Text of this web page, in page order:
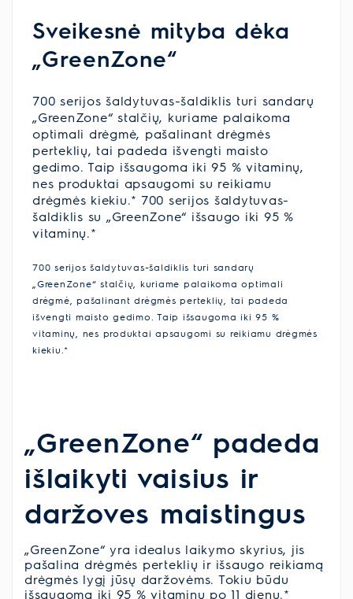
Sveikesnė mityba dėka
„GreenZone“
700 serijos šaldytuvas-šaldiklis turi sandarų
„GreenZone“ stalčių, kuriame palaikoma
optimali drėgmė, pašalinant drėgmės
perteklių, tai padeda išvengti maisto
gedimo. Taip išsaugoma iki 95 % vitaminų,
nes produktai apsaugomi su reikiamu
drėgmės kiekiu.* 700 serijos šaldytuvas-
šaldiklis su „GreenZone“ išsaugo iki 95 %
vitaminų.*
700 serijos šaldytuvas-šaldiklis turi sandarų
„GreenZone“ stalčių, kuriame palaikoma optimali
drėgmė, pašalinant drėgmės perteklių, tai padeda
išvengti maisto gedimo. Taip išsaugoma iki 95 %
vitaminų, nes produktai apsaugomi su reikiamu drėgmės
kiekiu.*
„GreenZone“ padeda
išlaikyti vaisius ir
daržoves maistingus
„GreenZone“ yra idealus laikymo skyrius, jis
pašalina drėgmės perteklių ir išsaugo reikiamą
drėgmės lygį jūsų daržovėms. Tokiu būdu
išsaugoma iki 95 % vitaminų po 11 dienų.*